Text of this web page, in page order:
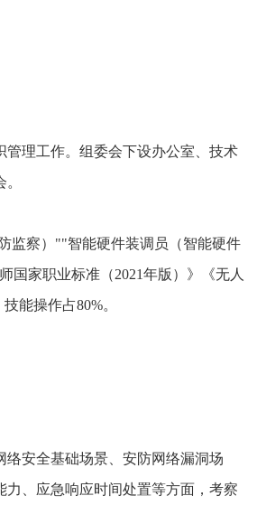
理工作。组委会下设办公室、技术
监察）""智能硬件装调员（智能硬件
国家职业标准（2021年版）》《无人
能操作占80%。
安全基础场景、安防网络漏洞场
、应急响应时间处置等方面，考察